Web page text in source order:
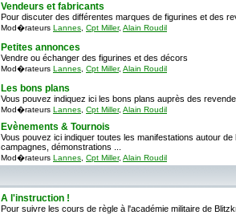
Vendeurs et fabricants
Pour discuter des différentes marques de figurines et des
Mod�rateurs Lannes Cpt Miller, Alain Roudil
Petites annonces
Vendre ou échanger des figurines et des décors
Mod�rateurs Lannes Cpt Miller, Alain Roudil
Les bons plans
Vous pouvez indiquez ici les bons plans auprès des
Mod�rateurs Lannes Cpt Miller, Alain Roudil
Evènements & Tournois
Vous pouvez ici indiquer toutes les manifestations autour
campagnes, démonstrations ...
Mod�rateurs Lannes Cpt Miller, Alain Roudil
A l'instruction !
Pour suivre les cours de règle à l'académie militaire de